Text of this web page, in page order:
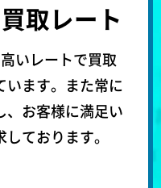
買取レート
いレートで買取
います。また常に
、お客様に満足い
ております。